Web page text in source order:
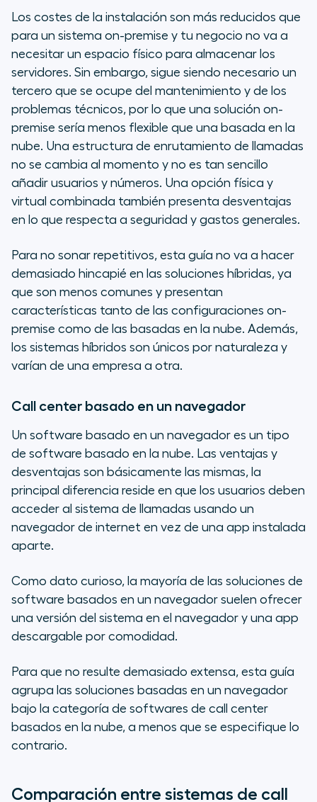
Los costes de la instalación son más reducidos que
para un sistema on-premise y tu negocio no va a
necesitar un espacio físico para almacenar los
servidores. Sin embargo, sigue siendo necesario un
tercero que se ocupe del mantenimiento y de los
problemas técnicos, por lo que una solución on-
premise sería menos flexible que una basada en la
nube. Una estructura de enrutamiento de llamadas
no se cambia al momento y no es tan sencillo
añadir usuarios y números. Una opción física y
virtual combinada también presenta desventajas
en lo que respecta a seguridad y gastos generales.
Para no sonar repetitivos, esta guía no va a hacer
demasiado hincapié en las soluciones híbridas, ya
que son menos comunes y presentan
características tanto de las configuraciones on-
premise como de las basadas en la nube. Además,
los sistemas híbridos son únicos por naturaleza y
varían de una empresa a otra.
Call center basado en un navegador
Un software basado en un navegador es un tipo
de software basado en la nube. Las ventajas y
desventajas son básicamente las mismas, la
principal diferencia reside en que los usuarios deben
acceder al sistema de llamadas usando un
navegador de internet en vez de una app instalada
aparte.
Como dato curioso, la mayoría de las soluciones de
software basados en un navegador suelen ofrecer
una versión del sistema en el navegador y una app
descargable por comodidad.
Para que no resulte demasiado extensa, esta guía
agrupa las soluciones basadas en un navegador
bajo la categoría de softwares de call center
basados en la nube, a menos que se especifique lo
contrario.
Comparación entre sistemas de call